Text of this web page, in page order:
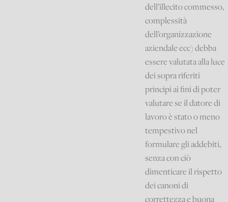
dell’illecito commesso,
complessità
dell’organizzazione
aziendale ecc) debba
essere valutata alla luce
dei sopra riferiti
principi ai fini di poter
valutare se il datore di
lavoro è stato o meno
tempestivo nel
formulare gli addebiti,
senza con ciò
dimenticare il rispetto
dei canoni di
correttezza e buona